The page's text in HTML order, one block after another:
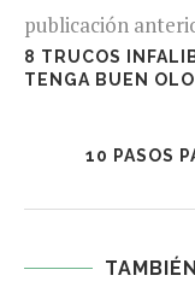
publicación
8 TRUCOS
TENGA BUEN
10 PASOS